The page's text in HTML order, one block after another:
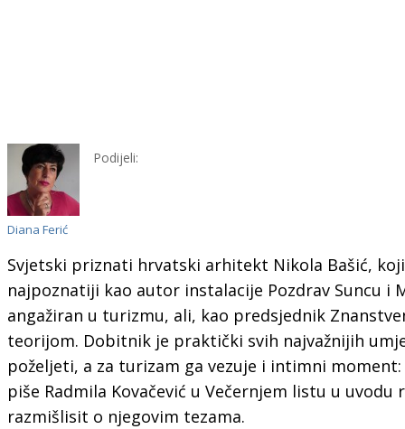
Diana Ferić
Podijeli:
Svjetski priznati hrvatski arhitekt Nikola Bašić,
najpoznatiji kao autor instalacije Pozdrav Suncu
angažiran u turizmu, ali, kao predsjednik
teorijom. Dobitnik je praktički svih najvažnijih
poželjeti, a za turizam ga vezuje i intimni
piše Radmila Kovačević u Večernjem listu u
razmišlisit o njegovim tezama.